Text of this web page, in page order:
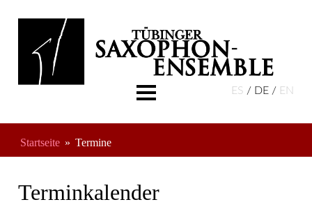
ES DE EN
Freundeskreis
Startseite Termine
Terminkalender